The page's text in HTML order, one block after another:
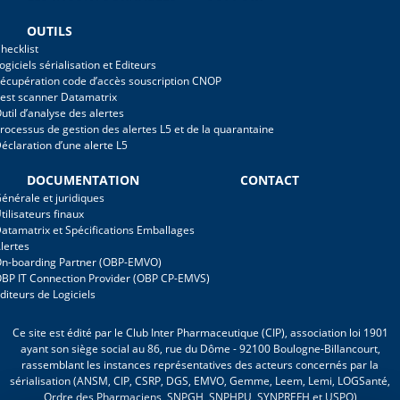
OUTILS
sérialisation et Editeurs
code d’accès souscription CNOP
scanner Datamatrix
d’analyse des alertes
de gestion des alertes L5 et de la quarantaine
d’une alerte L5
DOCUMENTATION
et juridiques
finaux
et Spécifications Emballages
boarding Partner (OBP-EMVO)
IT Connection Provider (OBP CP-EMVS)
de Logiciels
CONTACT
Ce site est édité par le Club Inter Pharmaceutique (CIP), association loi 1901
ayant son siège social au 86, rue du Dôme - 92100 Boulogne-Billancourt,
rassemblant les instances représentatives des acteurs concernés par la
sérialisation (ANSM, CIP, CSRP, DGS, EMVO, Gemme, Leem, Lemi, LOGSanté,